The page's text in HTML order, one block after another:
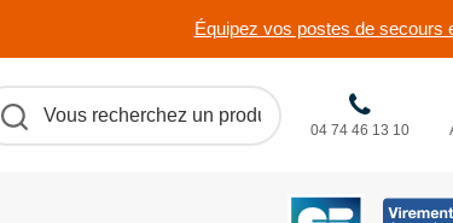
Équipez vos postes de secours
04 74 46 13 10